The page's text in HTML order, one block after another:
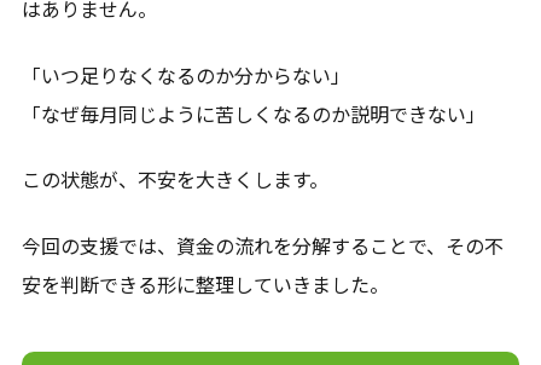
はありません。
「いつ足りなくなるのか分からない」
「なぜ毎月同じように苦しくなるのか説明できない」
この状態が、不安を大きくします。
今回の支援では、資金の流れを分解することで、その不
安を判断できる形に整理していきました。